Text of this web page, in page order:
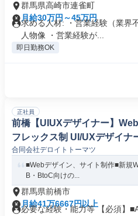
群馬県高崎市連雀町
月給30万円～45万円
求める人材: ・営業経験（業界
人物像 ・営業経験が...
即日勤務OK
正社員
前橋【UIUXデザイナー】
フレックス制 UI/UXデザイナ
合同会社デロイトトーマツ
■Webデザイン、サイト制作■新規
B・BtoC向けの...
群馬県前橋市
月給41万6667円以上
必要な経験・能力等 【必須】